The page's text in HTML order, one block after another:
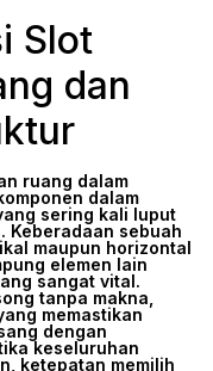
Slot
dan
ruang dalam
dalam
sering kali luput
Keberadaan sebuah
maupun horizontal
elemen lain
sangat vital.
tanpa makna,
memastikan
dengan
keseluruhan
ketepatan memilih